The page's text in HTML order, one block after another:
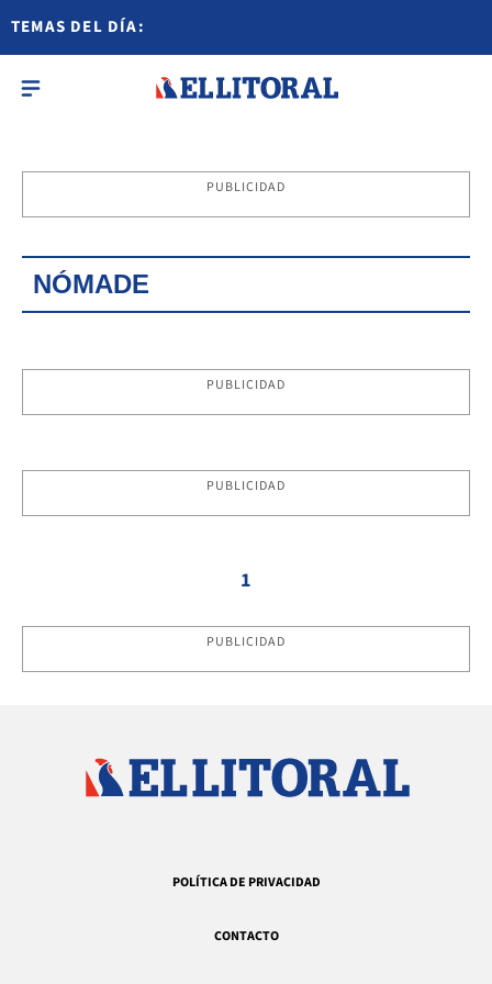
TEMAS DEL DÍA:
PUBLICIDAD
NÓMADE
PUBLICIDAD
PUBLICIDAD
1
PUBLICIDAD
POLÍTICA DE PRIVACIDAD
CONTACTO